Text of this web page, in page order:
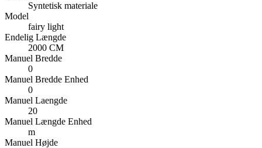
Syntetisk materiale
Model
fairy light
Endelig Længde
2000 CM
Manuel Bredde
0
Manuel Bredde Enhed
0
Manuel Laengde
20
Manuel Længde Enhed
m
Manuel Højde